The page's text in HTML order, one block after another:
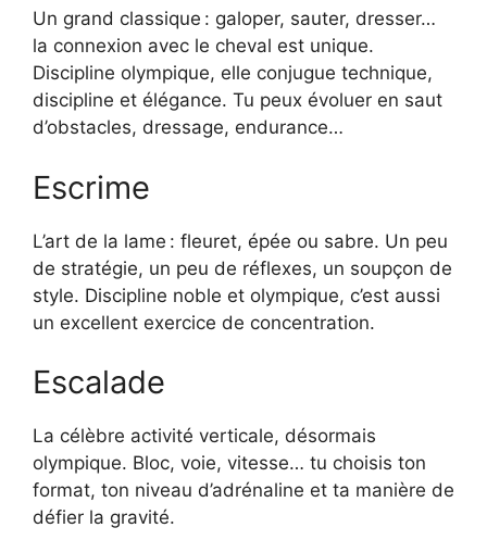
Un grand classique : galoper, sauter, dresser…
la connexion avec le cheval est unique.
Discipline olympique, elle conjugue technique,
discipline et élégance. Tu peux évoluer en saut
d’obstacles, dressage, endurance…
Escrime
L’art de la lame : fleuret, épée ou sabre. Un peu
de stratégie, un peu de réflexes, un soupçon de
style. Discipline noble et olympique, c’est aussi
un excellent exercice de concentration.
Escalade
La célèbre activité verticale, désormais
olympique. Bloc, voie, vitesse… tu choisis ton
format, ton niveau d’adrénaline et ta manière de
défier la gravité.